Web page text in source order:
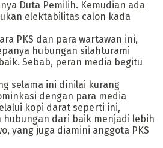
Duta Pemilih. Kemudian ada
elektabilitas calon kada
PKS dan para wartawan ini,
hubungan silahturami
Sebab, peran media begitu
selama ini dinilai kurang
dengan para media
kopi darat seperti ini,
dari baik menjadi lebih
yang juga diamini anggota PKS